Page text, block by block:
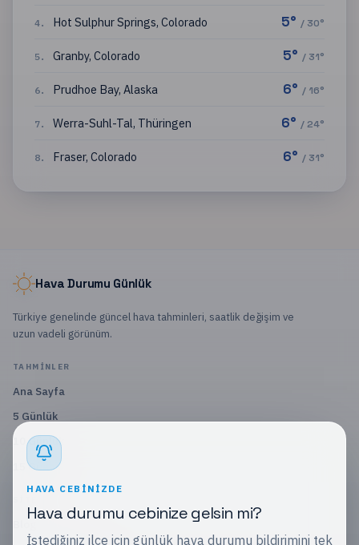
4. Hot Sulphur Springs, Colorado 5° / 30°
5. Granby, Colorado 5° / 31°
6. Prudhoe Bay, Alaska 6° / 16°
7. Werra-Suhl-Tal, Thüringen 6° / 24°
8. Fraser, Colorado 6° / 31°
Hava Durumu Günlük
Türkiye genelinde güncel hava tahminleri, saatlik değişim ve
uzun vadeli görünüm.
TAHMINLER
Ana Sayfa
5 Günlük
10 Günlük
15 Günlük
HAVA CEBINIZDE
Hava durumu cebinize gelsin mi?
İstediğiniz ilçe için günlük hava durumu bildirimini tek